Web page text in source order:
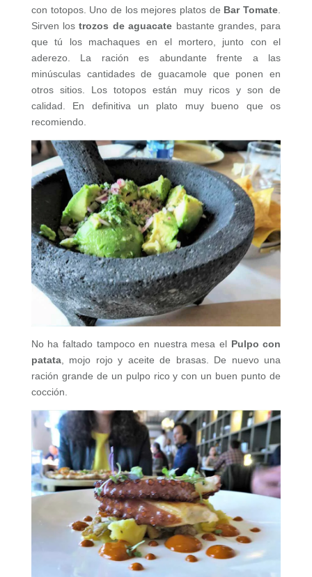
con totopos. Uno de los mejores platos de Bar Tomate
Sirven lostrozos de aguacate bastante grandes, para
que tú los machaques en el mortero, junto con el
aderezo. La ración es abundante frente a las
minúsculas cantidades de guacamole que ponen en
otros sitios. Los totopos están muy ricos y son de
calidad. En definitiva un plato muy bueno que os
recomiendo.
No ha faltado tampoco en nuestra mesa el Pulpo con
patata, mojo rojo y aceite de brasas. De nuevo una
ración grande de un pulpo rico y con un buen punto de
cocción.